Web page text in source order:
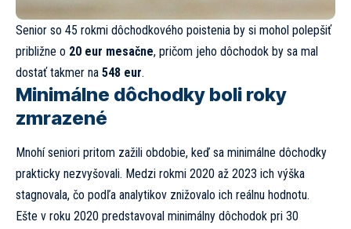
Senior so 45 rokmi dôchodkového poistenia by si mohol polepšiť
približne o 20 eur mesačne, pričom jeho dôchodok by sa mal
dostať takmer na 548 eur.
Minimálne dôchodky boli roky
zmrazené
Mnohí seniori pritom zažili obdobie, keď sa minimálne dôchodky
prakticky nezvyšovali. Medzi rokmi 2020 až 2023 ich výška
stagnovala, čo podľa analytikov znižovalo ich reálnu hodnotu.
Ešte v roku 2020 predstavoval minimálny dôchodok pri 30